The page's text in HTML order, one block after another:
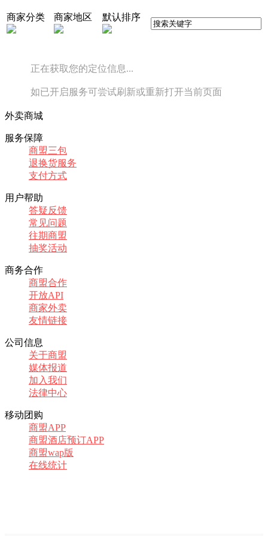
商家分类 商家地区 默认排序
正在获取您的定位信息...
如已开启服务可尝试刷新或重新打开当前页面
外卖商城
服务保障
商盟三包
退换货服务
支付方式
用户帮助
答疑反馈
常见问题
往期商盟
抽奖活动
商务合作
商盟合作
开放API
商家外卖
友情链接
公司信息
关于商盟
媒体报道
加入我们
法律中心
移动团购
商盟APP
商盟酒店预订APP
商盟wap版
在线统计